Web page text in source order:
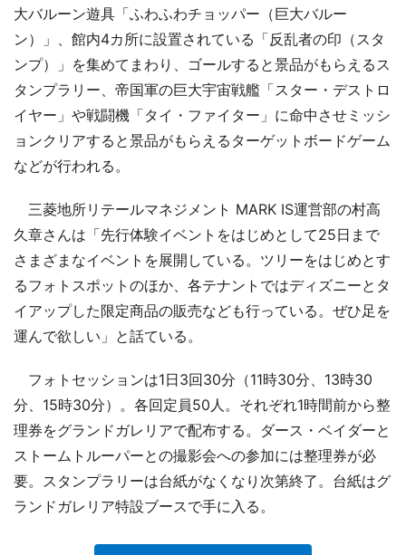
大バルーン遊具「ふわふわチョッパー（巨大バルー
ン）」、館内4カ所に設置されている「反乱者の印（スタ
ンプ）」を集めてまわり、ゴールすると景品がもらえるス
タンプラリー、帝国軍の巨大宇宙戦艦「スター・デストロ
イヤー」や戦闘機「タイ・ファイター」に命中させミッシ
ョンクリアすると景品がもらえるターゲットボードゲーム
などが行われる。
三菱地所リテールマネジメント MARK IS運営部の村高
久章さんは「先行体験イベントをはじめとして25日まで
さまざまなイベントを展開している。ツリーをはじめとす
るフォトスポットのほか、各テナントではディズニーとタ
イアップした限定商品の販売なども行っている。ぜひ足を
運んで欲しい」と話ている。
フォトセッションは1日3回30分（11時30分、13時30
分、15時30分）。各回定員50人。それぞれ1時間前から整
理券をグランドガレリアで配布する。ダース・ベイダーと
ストームトルーパーとの撮影会への参加には整理券が必
要。スタンプラリーは台紙がなくなり次第終了。台紙はグ
ランドガレリア特設ブースで手に入る。